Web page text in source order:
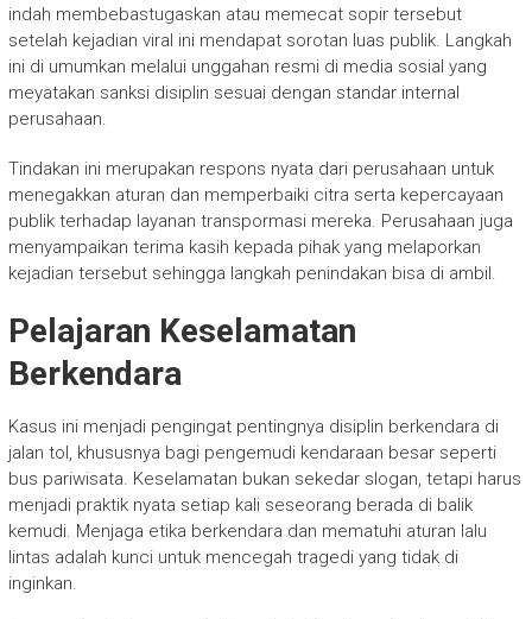
indah membebastugaskan atau memecat sopir tersebut
setelah kejadian viral ini mendapat sorotan luas publik. Langkah
ini di umumkan melalui unggahan resmi di media sosial yang
meyatakan sanksi disiplin sesuai dengan standar internal
perusahaan.
Tindakan ini merupakan respons nyata dari perusahaan untuk
menegakkan aturan dan memperbaiki citra serta kepercayaan
publik terhadap layanan transpormasi mereka. Perusahaan juga
menyampaikan terima kasih kepada pihak yang melaporkan
kejadian tersebut sehingga langkah penindakan bisa di ambil.
Pelajaran Keselamatan
Berkendara
Kasus ini menjadi pengingat pentingnya disiplin berkendara di
jalan tol, khususnya bagi pengemudi kendaraan besar seperti
bus pariwisata. Keselamatan bukan sekedar slogan, tetapi harus
menjadi praktik nyata setiap kali seseorang berada di balik
kemudi. Menjaga etika berkendara dan mematuhi aturan lalu
lintas adalah kunci untuk mencegah tragedi yang tidak di
inginkan.